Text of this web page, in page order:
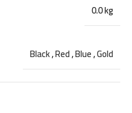
0.0 kg
Black,Red,Blue,Gold